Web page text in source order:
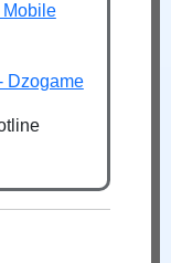
Mobile
Dzogame